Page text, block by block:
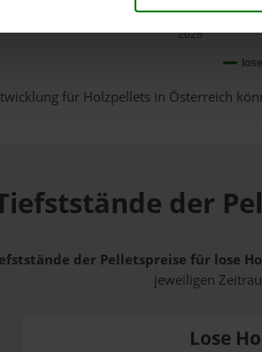
2026
für Holzpellets in Österreich
der
der Pelletspreise für lose
jeweiligen
Lose